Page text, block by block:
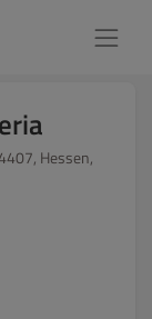
Hessen,